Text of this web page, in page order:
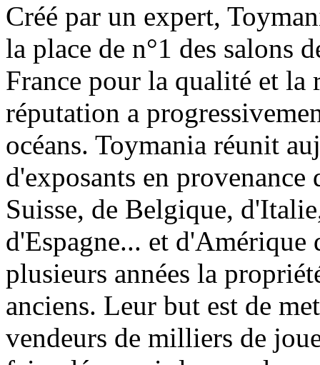
Créé par un expert,
la place de n°1 des salons
France pour la qualité et la
réputation a
océans. Toymania réunit
d'exposants en
Suisse, de Belgique,
d'Espagne... et
plusieurs années la
anciens. Leur but est de
vendeurs de milliers de